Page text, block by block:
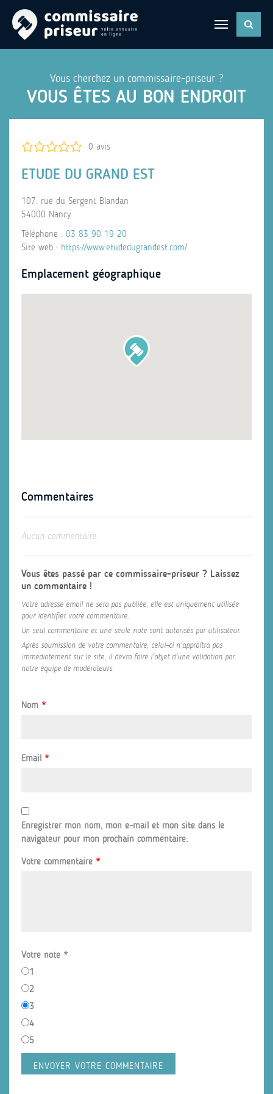
Vous cherchez un commissaire-priseur ?
VOUS ÊTES AU BON ENDROIT
0 avis
ETUDE DU GRAND EST
107, rue du Sergent Blandan
54000 Nancy
Téléphone : 03 83 90 19 20
Site web : https://www.etudedugrandest.com/
Emplacement géographique
Commentaires
Aucun commentaire.
Vous êtes passé par ce commissaire-priseur ? Laissez
un commentaire !
Votre adresse email ne sera pas publiée, elle est uniquement utilisée
pour identifier votre commentaire.
Un seul commentaire et une seule note sont autorisés par utilisateur.
Après soumission de votre commentaire, celui-ci n'appraitra pas
immédiatement sur le site, il devra faire l'objet d'une validation par
notre équipe de modérateurs.
Nom *
Email *
Enregistrer mon nom, mon e-mail et mon site dans le
navigateur pour mon prochain commentaire.
Votre commentaire *
Votre note *
1
2
3
4
5